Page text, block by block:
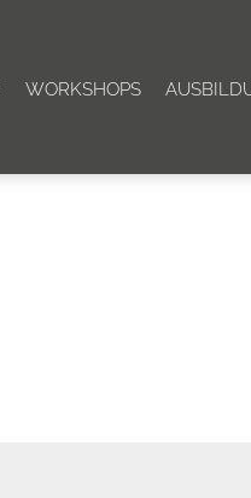
WORKSHOPS